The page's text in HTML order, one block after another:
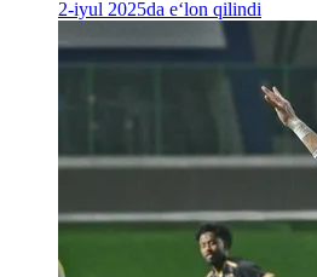
2-iyul 2025da e‘lon qilindi